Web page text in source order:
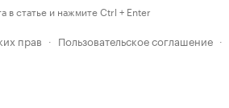
в статье и нажмите Ctrl + Enter
прав · Пользовательское соглашение ·